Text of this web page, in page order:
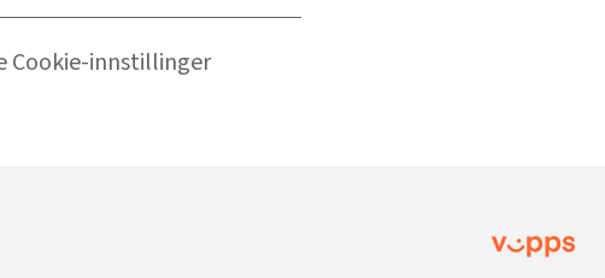
Cookie-innstillinger